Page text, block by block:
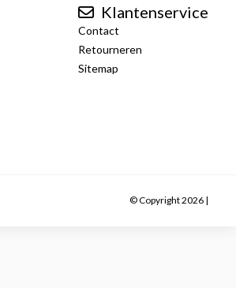
Klantenservice
Contact
Retourneren
Sitemap
© Copyright 2026 |